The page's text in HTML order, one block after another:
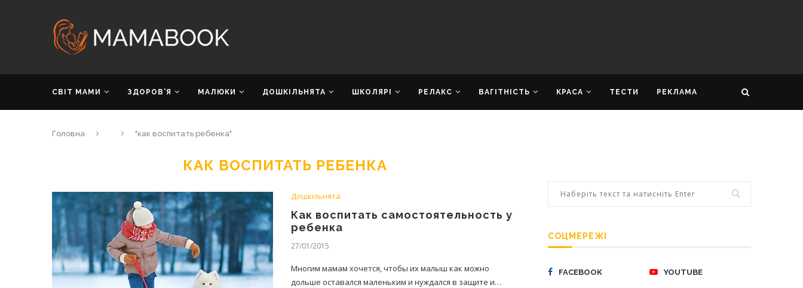
СВІТ МАМИ ЗДОРОВ’Я МАЛЮКИ ДОШКІЛЬНЯТА ШКОЛЯРІ РЕЛАКС ВАГІТНІСТЬ КРАСА ТЕСТИ РЕКЛАМА
Головна "как воспитать ребенка"
КАК ВОСПИТАТЬ РЕБЕНКА
Дошкільнята
Как воспитать самостоятельность у
ребенка
27/01/2015
Многим мамам хочется, чтобы их малыш как можно
дольше оставался маленьким и нуждался в защите и…
СОЦМЕРЕЖІ
FACEBOOK YOUTUBE